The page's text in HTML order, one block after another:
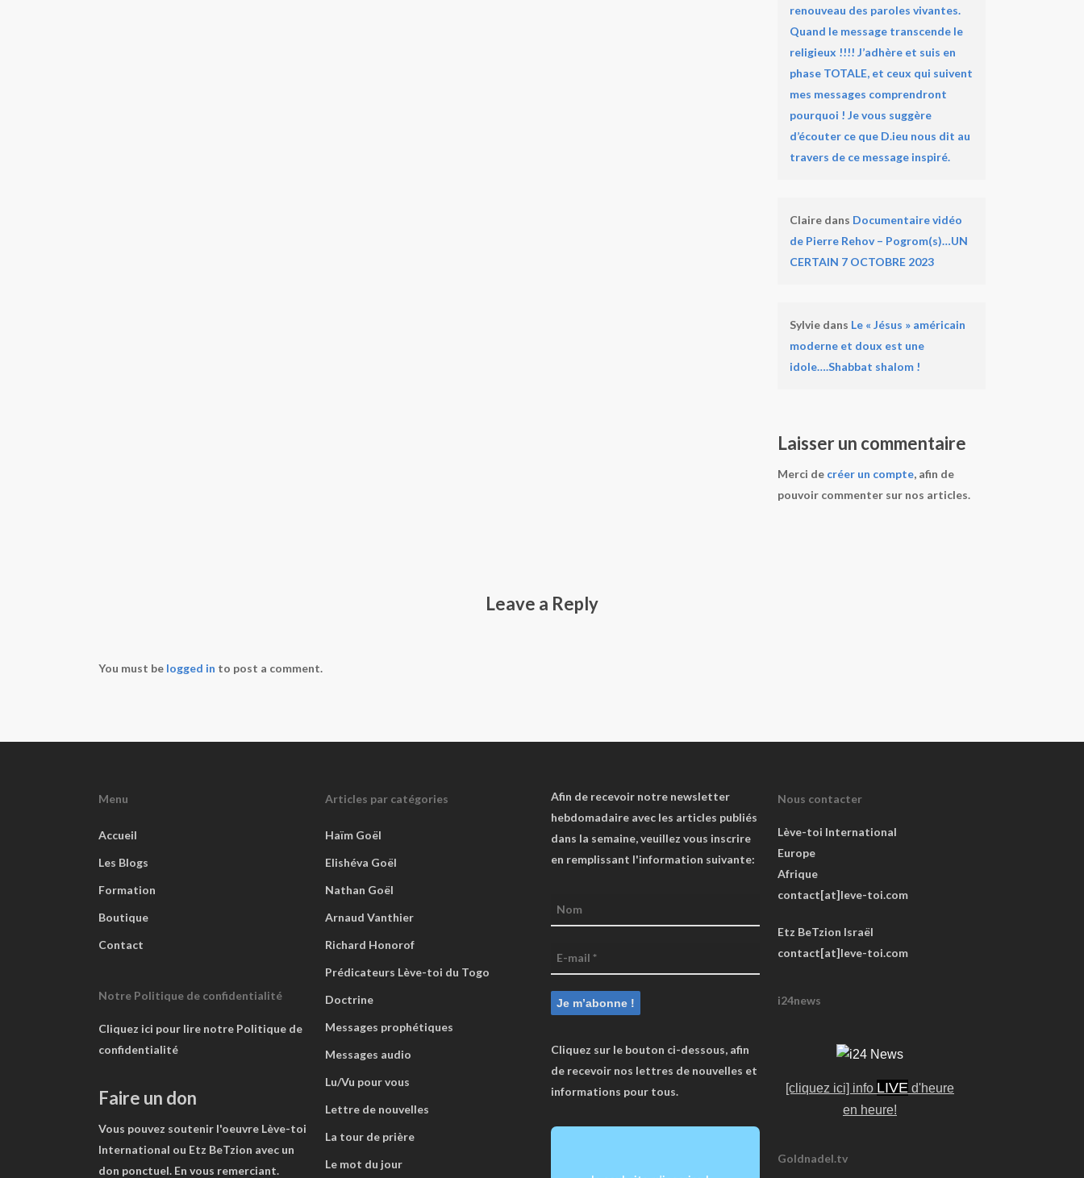
renouveau des paroles vivantes.
Quand le message transcende le
religieux !!!! J’adhère et suis en
phase TOTALE, et ceux qui suivent
mes messages comprendront
pourquoi ! Je vous suggère
d’écouter ce que D.ieu nous dit au
travers de ce message inspiré.
Clairedans Documentaire vidéo
de Pierre Rehov – Pogrom(s)…UN
CERTAIN 7 OCTOBRE 2023
Sylviedans Le « Jésus » américain
moderne et doux est une
idole….Shabbat shalom !
Laisser un commentaire
Merci de créer un compte, afin de
pouvoir commenter sur nos articles.
Leave a Reply
You must be logged in to post a comment.
Menu
Accueil
Les Blogs
Formation
Boutique
Contact
Notre Politique de confidentialité
Cliquez ici pour lire notre Politique de
confidentialité
Faire un don
Vous pouvez soutenir l'oeuvre Lève-toi
International ou Etz BeTzion avec un
don ponctuel. En vous remerciant.
Articles par catégories
Haïm Goël
Elishéva Goël
Nathan Goël
Arnaud Vanthier
Richard Honorof
Prédicateurs Lève-toi du Togo
Doctrine
Messages prophétiques
Messages audio
Lu/Vu pour vous
Lettre de nouvelles
La tour de prière
Le mot du jour
Afin de recevoir notre newsletter
hebdomadaire avec les articles publiés
dans la semaine, veuillez vous inscrire
en remplissant l'information suivante:
Cliquez sur le bouton ci-dessous, afin
de recevoir nos lettres de nouvelles et
informations pour tous.
Nous contacter
Lève-toi International
Europe
Afrique
contact[at]leve-toi.com
Etz BeTzion Israël
contact[at]leve-toi.com
i24news
[cliquez ici] info LIVE d'heure
en heure!
Goldnadel.tv